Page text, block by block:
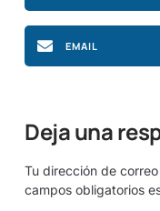
EMAIL
Deja una
Tu dirección de
campos obligatorios